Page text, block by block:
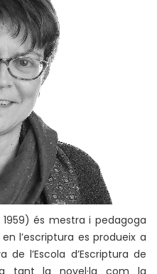
és mestra i pedagoga
l’escriptura es produeix a
l’Escola d’Escriptura de
tant la novel·la com la